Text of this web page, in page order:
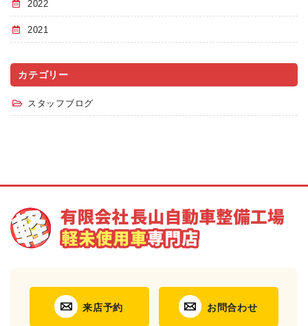
2022
2021
カテゴリー
スタッフブログ
来店予約 お問合わせ